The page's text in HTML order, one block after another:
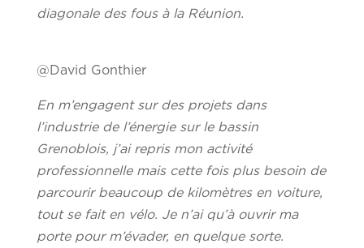
diagonale des fous à la Réunion.
@David Gonthier
En m’engagent sur des projets dans
l’industrie de l’énergie sur le bassin
Grenoblois, j’ai repris mon activité
professionnelle mais cette fois plus besoin de
parcourir beaucoup de kilomètres en voiture,
tout se fait en vélo. Je n’ai qu’à ouvrir ma
porte pour m’évader, en quelque sorte.